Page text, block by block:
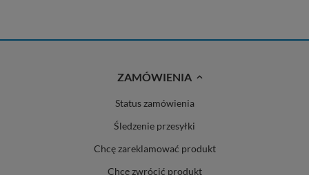
ZAMÓWIENIA
Status zamówienia
Śledzenie przesyłki
Chcę zareklamować produkt
Chcę zwrócić produkt